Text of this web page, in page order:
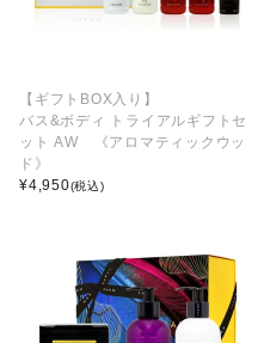
【ギフトBOX入り】
バス&ボディ トライアルギフトセ
ット AW 《アロマティックウッ
ド》
¥4,950(税込)